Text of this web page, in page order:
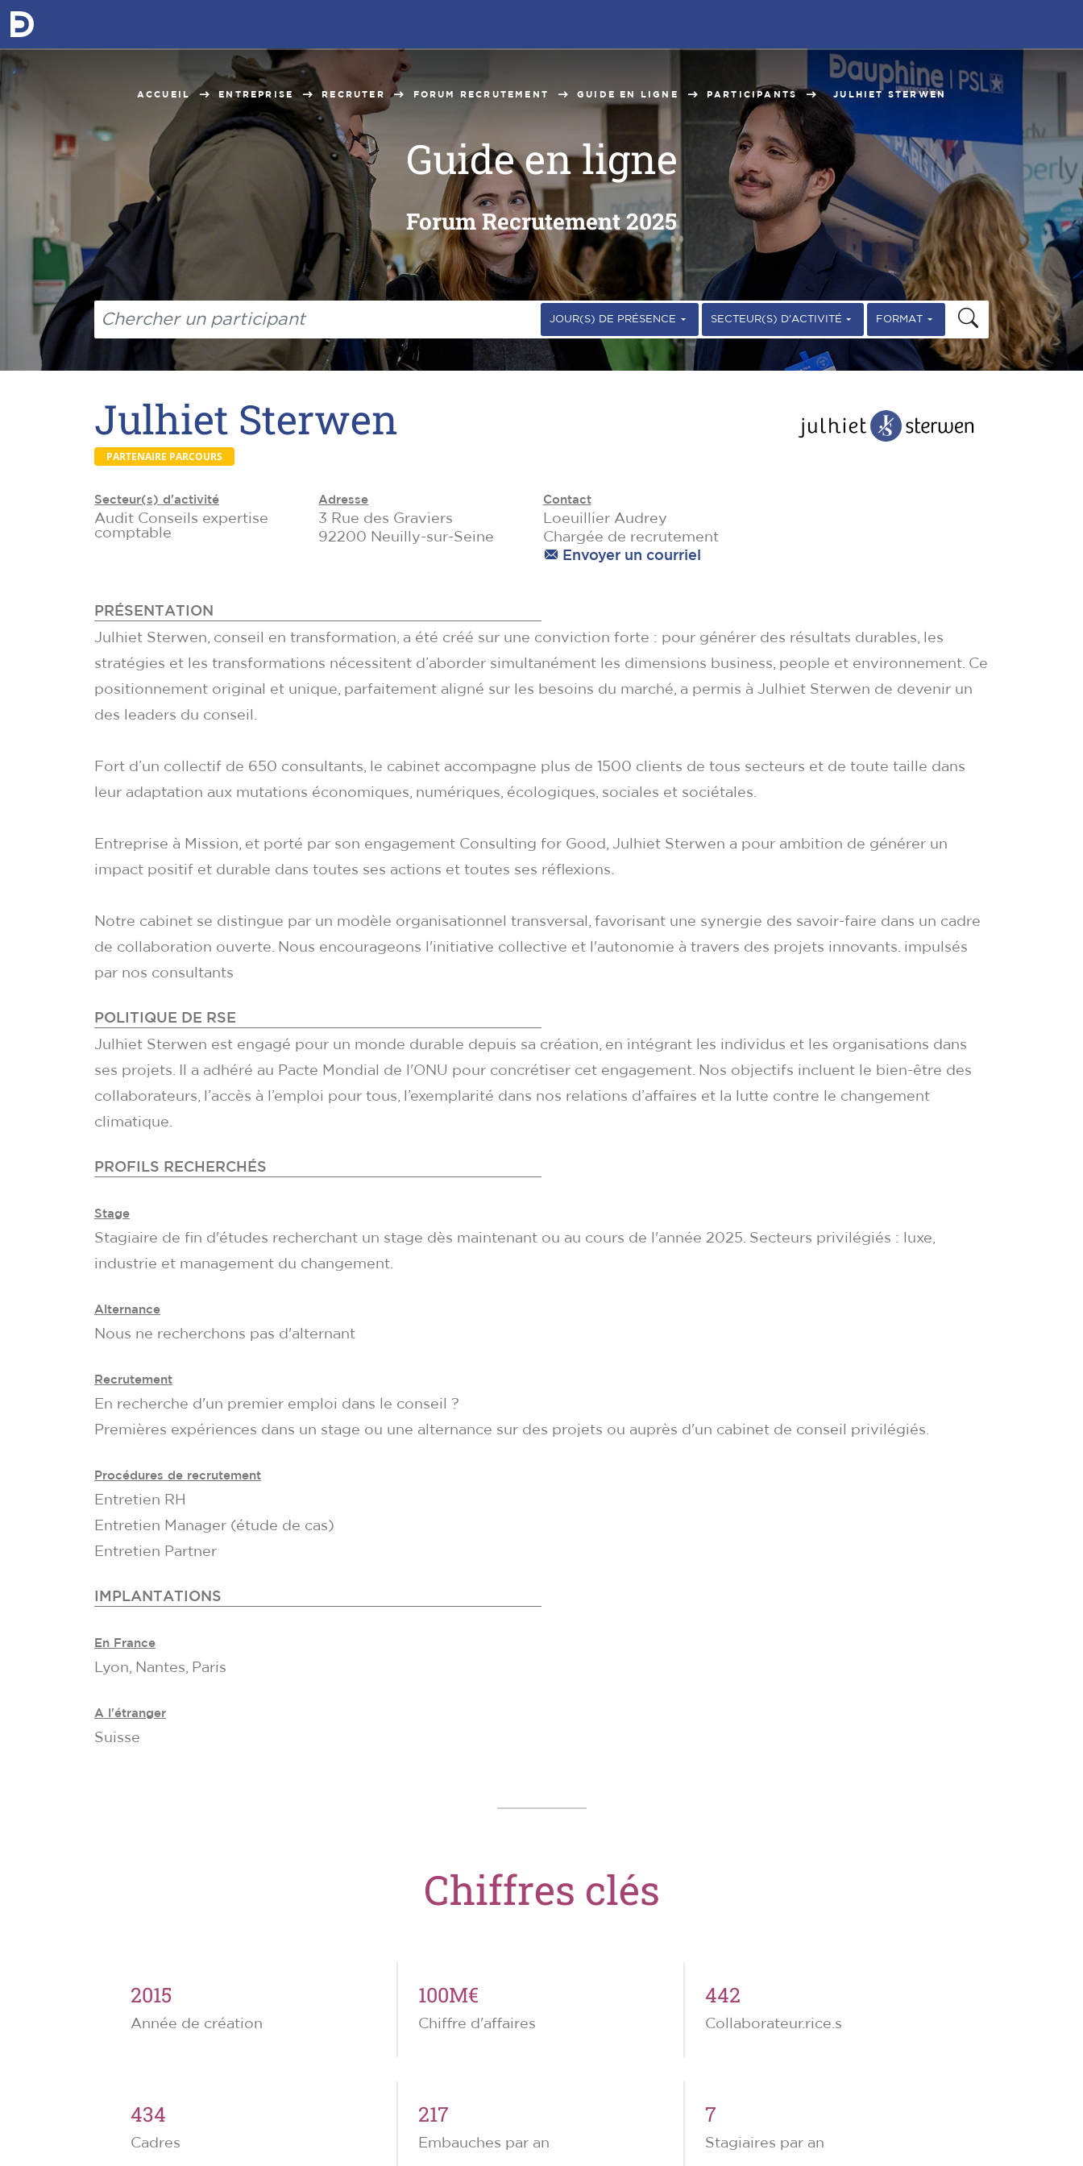
ACCUEIL ENTREPRISE RECRUTER FORUM RECRUTEMENT GUIDE EN LIGNE PARTICIPANTS JULHIET STERWEN
Guide en ligne
Forum Recrutement 2025
JOUR(S) DE PRÉSENCE SECTEUR(S) D'ACTIVITÉ FORMAT
Julhiet Sterwen
PARTENAIRE PARCOURS
Secteur(s) d'activité
Audit Conseils expertise
comptable
Adresse
3 Rue des Graviers
92200 Neuilly-sur-Seine
Contact
Loeuillier Audrey
Chargée de recrutement
Envoyer un courriel
PRÉSENTATION
Julhiet Sterwen, conseil en transformation, a été créé sur une conviction forte : pour générer des résultats durables, les
stratégies et les transformations nécessitent d’aborder simultanément les dimensions business, people et environnement. Ce
positionnement original et unique, parfaitement aligné sur les besoins du marché, a permis à Julhiet Sterwen de devenir un
des leaders du conseil.
Fort d’un collectif de 650 consultants, le cabinet accompagne plus de 1500 clients de tous secteurs et de toute taille dans
leur adaptation aux mutations économiques, numériques, écologiques, sociales et sociétales.
Entreprise à Mission, et porté par son engagement Consulting for Good, Julhiet Sterwen a pour ambition de générer un
impact positif et durable dans toutes ses actions et toutes ses réflexions.
Notre cabinet se distingue par un modèle organisationnel transversal, favorisant une synergie des savoir-faire dans un cadre
de collaboration ouverte. Nous encourageons l'initiative collective et l'autonomie à travers des projets innovants. impulsés
par nos consultants
POLITIQUE DE RSE
Julhiet Sterwen est engagé pour un monde durable depuis sa création, en intégrant les individus et les organisations dans
ses projets. Il a adhéré au Pacte Mondial de l'ONU pour concrétiser cet engagement. Nos objectifs incluent le bien-être des
collaborateurs, l’accès à l’emploi pour tous, l’exemplarité dans nos relations d’affaires et la lutte contre le changement
climatique.
PROFILS RECHERCHÉS
Stage
Stagiaire de fin d'études recherchant un stage dès maintenant ou au cours de l'année 2025. Secteurs privilégiés : luxe,
industrie et management du changement.
Alternance
Nous ne recherchons pas d'alternant
Recrutement
En recherche d'un premier emploi dans le conseil ?
Premières expériences dans un stage ou une alternance sur des projets ou auprès d'un cabinet de conseil privilégiés.
Procédures de recrutement
Entretien RH
Entretien Manager (étude de cas)
Entretien Partner
IMPLANTATIONS
En France
Lyon, Nantes, Paris
A l'étranger
Suisse
Chiffres clés
2015
Année de création
100M€
Chiffre d'affaires
442
Collaborateur.rice.s
434
Cadres
217
Embauches par an
7
Stagiaires par an